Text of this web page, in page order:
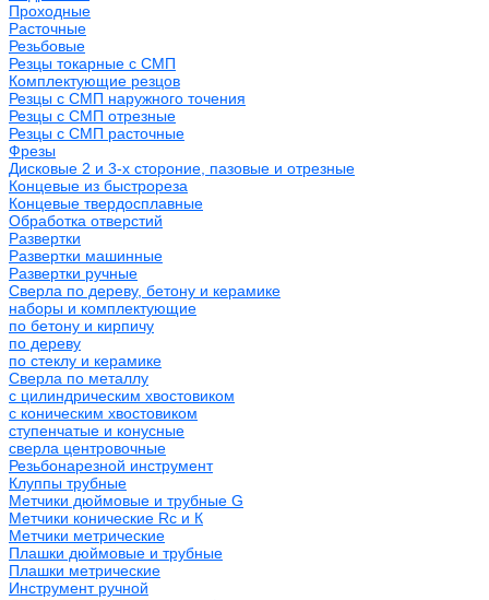
Проходные
Расточные
Резьбовые
Резцы токарные с СМП
Комплектующие резцов
Резцы с СМП наружного точения
Резцы с СМП отрезные
Резцы с СМП расточные
Фрезы
Дисковые 2 и 3-х стороние, пазовые и отрезные
Концевые из быстрореза
Концевые твердосплавные
Обработка отверстий
Развертки
Развертки машинные
Развертки ручные
Сверла по дереву, бетону и керамике
наборы и комплектующие
по бетону и кирпичу
по дереву
по стеклу и керамике
Сверла по металлу
c цилиндрическим хвостовиком
c коническим хвостовиком
cтупенчатые и конусные
сверла центровочные
Резьбонарезной инструмент
Клуппы трубные
Метчики дюймовые и трубные G
Метчики конические Rc и К
Метчики метрические
Плашки дюймовые и трубные
Плашки метрические
Инструмент ручной